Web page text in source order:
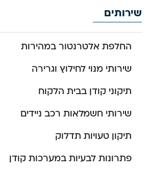
שירותים
החלפת אלטרנטור במהירות
שירותי מנוי לחילוץ וגרירה
תיקוני קודן בבית הלקוח
שירותי חשמלאות רכב ניידים
תיקון טעויות תדלוק
פתרונות לבעיות במערכות קודן